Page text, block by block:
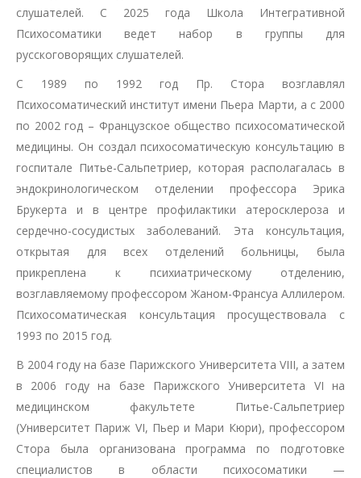
слушателей. С 2025 года Школа Интегративной
Психосоматики ведет набор в группы для
русскоговорящих слушателей.
С 1989 по 1992 год Пр. Стора возглавлял
Психосоматический институт имени Пьера Марти, а с 2000
по 2002 год – Французское общество психосоматической
медицины. Он создал психосоматическую консультацию в
госпитале Питье-Сальпетриер, которая располагалась в
эндокринологическом отделении профессора Эрика
Брукерта и в центре профилактики атеросклероза и
сердечно-сосудистых заболеваний. Эта консультация,
открытая для всех отделений больницы, была
прикреплена к психиатрическому отделению,
возглавляемому профессором Жаном-Франсуа Аллилером.
Психосоматическая консультация просуществовала с
1993 по 2015 год.
В 2004 году на базе Парижского Университета VIII, а затем
в 2006 году на базе Парижского Университета VI на
медицинском факультете Питье-Сальпетриер
(Университет Париж VI, Пьер и Мари Кюри), профессором
Стора была организована программа по подготовке
специалистов в области психосоматики —